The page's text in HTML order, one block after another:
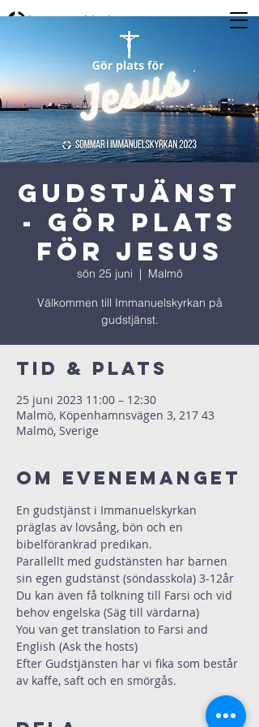
Gudstjänst
- Gör plats
för Jesus
sön 25 juni
  |
Malmö
Välkommen till Immanuelskyrkan på
gudstjänst.
Tid & Plats
25 juni 2023 11:00 – 12:30
Malmö, Köpenhamnsvägen 3, 217 43
Malmö, Sverige
Om evenemanget
En gudstjänst i Immanuelskyrkan
präglas av lovsång, bön och en
bibelförankrad predikan.
Parallellt med gudstänsten har barnen
sin egen gudstänst (söndasskola) 3-12år
Du kan även få tolkning till Farsi och vid
behov engelska (Säg till värdarna)
You van get translation to Farsi and
English (Ask the hosts)
Efter Gudstjänsten har vi fika som består
av kaffe, saft och en smörgås.